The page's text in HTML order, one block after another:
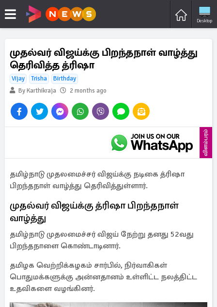
Desktop
முதல்வர் விஜய்க்கு பிறந்தநாள் வாழ்த்து
தெரிவித்த த்ரிஷா
Vijay Trisha
Birthday
By Karthikraja
2 months ago
விளம்பரம்
தமிழ்நாடு முதலமைச்சர் விஜய்க்கு நடிகை த்ரிஷா
பிறந்தநாள் வாழ்த்து தெரிவித்துள்ளார்.
முதல்வர் விஜய்க்கு த்ரிஷா பிறந்தநாள்
வாழ்த்து
தமிழ்நாடு முதலமைச்சர் விஜய் நேற்று தனது 52வது
பிறந்தநாளை கொண்டாடினார்.
தமிழக வெற்றிக்கழகம் சார்பில், நிர்வாகிகள்
பொதுமக்களுக்கு அன்னதானம் உள்ளிட்ட நலத்திட்ட
உதவிகளை வழங்கினர்.